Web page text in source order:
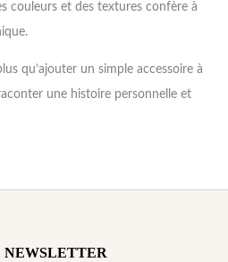
couleurs et des textures confère à
qu’ajouter un simple accessoire à
une histoire personnelle et
NEWSLETTER